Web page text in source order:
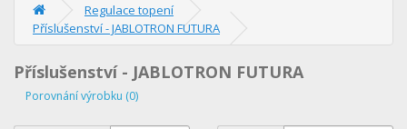
Regulace topení
Příslušenství - JABLOTRON FUTURA
Příslušenství - JABLOTRON FUTURA
Porovnání výrobku (0)